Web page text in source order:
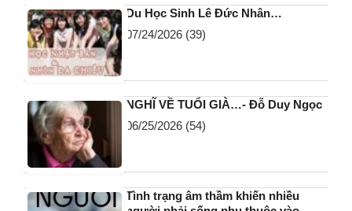
Du Học Sinh Lê Đức Nhân…
07/24/2026 (39)
NGHĨ VỀ TUỔI GIÀ…- Đỗ Duy Ngọc
06/25/2026 (54)
Tình trạng âm thầm khiến nhiều